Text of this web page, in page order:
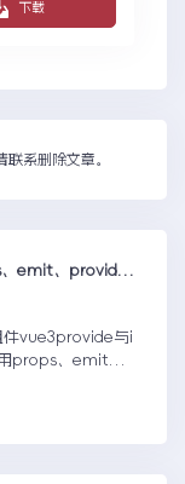
下载
系删除文章。
Vue3组件通信全解析：利用props、emit、provide/inject跨层级传递数据，expose与ref实现父子组件方法调用
件vue3provide与i
props、emit、